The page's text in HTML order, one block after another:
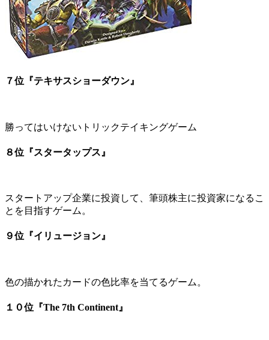
７位『テキサスショーダウン』
勝ってはいけないトリックテイキングゲーム
８位『スタータップス』
スタートアップ企業に投資して、筆頭株主に投資家になるこ
とを目指すゲーム。
９位『イリュージョン』
色の描かれたカードの色比率を当てるゲーム。
１０位『The 7th Continent』